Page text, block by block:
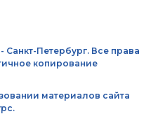
Петербург. Все права
копирование
материалов сайта